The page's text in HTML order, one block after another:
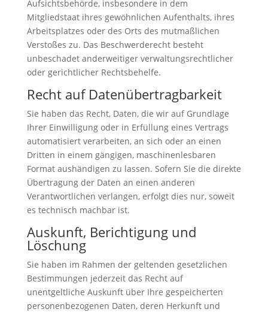
Aufsichtsbehörde, insbesondere in dem
Mitgliedstaat ihres gewöhnlichen Aufenthalts, ihres
Arbeitsplatzes oder des Orts des mutmaßlichen
Verstoßes zu. Das Beschwerderecht besteht
unbeschadet anderweitiger verwaltungsrechtlicher
oder gerichtlicher Rechtsbehelfe.
Recht auf Daten­übertrag­barkeit
Sie haben das Recht, Daten, die wir auf Grundlage
Ihrer Einwilligung oder in Erfüllung eines Vertrags
automatisiert verarbeiten, an sich oder an einen
Dritten in einem gängigen, maschinenlesbaren
Format aushändigen zu lassen. Sofern Sie die direkte
Übertragung der Daten an einen anderen
Verantwortlichen verlangen, erfolgt dies nur, soweit
es technisch machbar ist.
Auskunft, Berichtigung und
Löschung
Sie haben im Rahmen der geltenden gesetzlichen
Bestimmungen jederzeit das Recht auf
unentgeltliche Auskunft über Ihre gespeicherten
personenbezogenen Daten, deren Herkunft und